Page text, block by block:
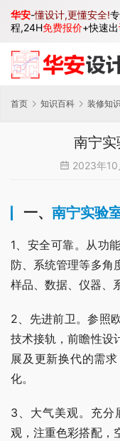
首页 知识百科 装修知识
南宁
2023年
一、 南宁实验
1、安全可靠。从功
防、系统管理等多角
样品、数据、仪器、
2、先进前卫。参照
技术接轨，前瞻性设
展及更新换代的需
化。
3、大气美观。充分
观，注重色彩搭配，
华安-懂设计,更懂安全!
程,24H免费报价+快速出